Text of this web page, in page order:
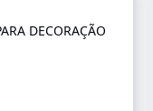
DECORAÇÃO